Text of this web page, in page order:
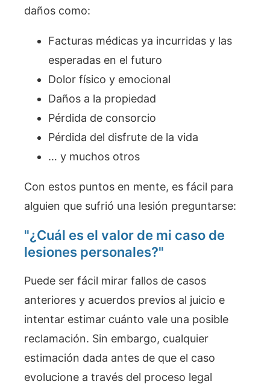
daños como:
Facturas médicas ya incurridas y las
esperadas en el futuro
Dolor físico y emocional
Daños a la propiedad
Pérdida de consorcio
Pérdida del disfrute de la vida
… y muchos otros
Con estos puntos en mente, es fácil para
alguien que sufrió una lesión preguntarse:
"¿Cuál es el valor de mi caso de
lesiones personales?"
Puede ser fácil mirar fallos de casos
anteriores y acuerdos previos al juicio e
intentar estimar cuánto vale una posible
reclamación. Sin embargo, cualquier
estimación dada antes de que el caso
evolucione a través del proceso legal